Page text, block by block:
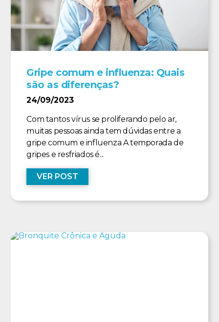
Gripe comum e influenza: Quais
são as diferenças?
24/09/2023
Com tantos vírus se proliferando pelo ar,
muitas pessoas ainda tem dúvidas entre a
gripe comum e influenza A temporada de
gripes e resfriados é...
VER POST